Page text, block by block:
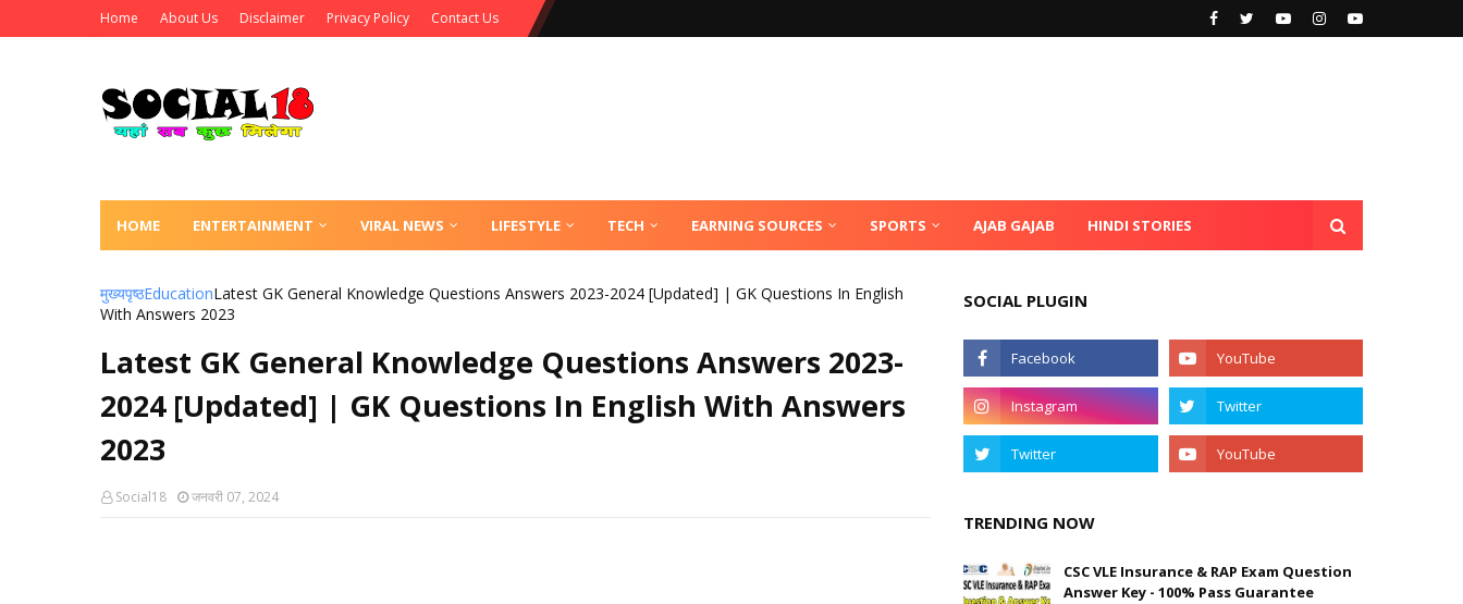
Home About Us Disclaimer Privacy Policy Contact Us
HOME ENTERTAINMENT VIRAL NEWS LIFESTYLE TECH EARNING SOURCES SPORTS AJAB GAJAB HINDI STORIES
मुख्यपृष्ठEducationLatest GK General Knowledge Questions Answers 2023-2024 [Updated] | GK Questions In English
With Answers 2023
Latest GK General Knowledge Questions Answers 2023-
2024 [Updated] | GK Questions In English With Answers
2023
Social18 जनवरी 07, 2024
SOCIAL PLUGIN
TRENDING NOW
CSC VLE Insurance & RAP Exam Question
Answer Key - 100% Pass Guarantee